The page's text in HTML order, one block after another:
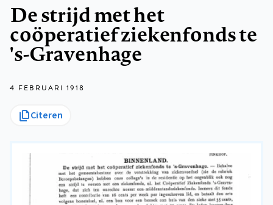
De strijd met het
coöperatief ziekenfonds te
's-Gravenhage
4 FEBRUARI 1918
Citeren